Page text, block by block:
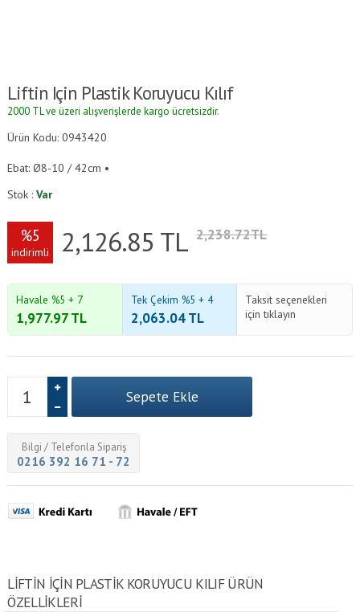
Liftin Için Plastik Koruyucu Kılıf
2000 TL ve üzeri alışverişlerde kargo ücretsizdir.
Ürün Kodu: 0943420
Ebat: Ø8-10 / 42cm •
Stok :Var
%5
indirimli 2,126.85 TL 2,238.72TL
Havale %5 + 7
1,977.97TL
Tek Çekim %5 + 4
2,063.04TL
Taksit seçenekleri
için tıklayın
Bilgi / Telefonla Sipariş
0216 392 16 71 - 72
LIFTIN IÇIN PLASTIK KORUYUCU KILIF ÜRÜN
ÖZELLİKLERİ